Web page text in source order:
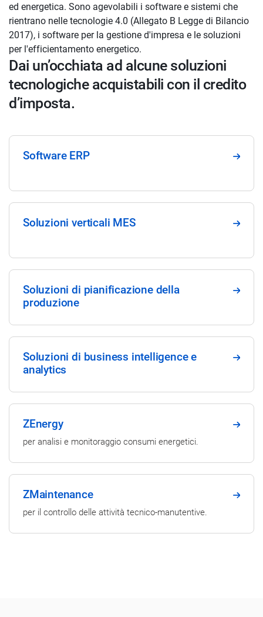
ed energetica. Sono agevolabili i software e sistemi che
rientrano nelle tecnologie 4.0 (Allegato B Legge di Bilancio
2017), i software per la gestione d'impresa e le soluzioni
per l'efficientamento energetico.
Dai un’occhiata ad alcune soluzioni
tecnologiche acquistabili con il credito
d’imposta.
Software ERP
Soluzioni verticali MES
Soluzioni di pianificazione della
produzione
Soluzioni di business intelligence e
analytics
ZEnergy
per analisi e monitoraggio consumi energetici.
ZMaintenance
per il controllo delle attività tecnico-manutentive.